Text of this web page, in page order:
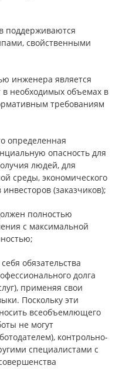
поддерживаются
свойственными
инженера является
необходимых объемах в
требованиям
определенная
опасность для
людей, для
среды, экономического
(заказчиков);
полностью
с максимальной
обязательства
долга
применяя свои
Поскольку эти
всеобъемлющего
не могут
контрольно-
специалистами с